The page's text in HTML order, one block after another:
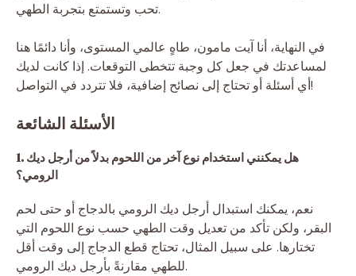
تحب وتستمتع بتجربة الطهي.
في النهاية، أنا آيت مامون، طاهٍ عالمي المستوى، وأنا دائمًا هنا
لمساعدتك في جعل كل وجبة تتخطى التوقعات. إذا كانت لديك
أي أسئلة أو تحتاج إلى نصائح إضافية، فلا تتردد في التواصل!
الأسئلة الشائعة
1. هل يمكنني استخدام نوع آخر من اللحوم بدلاً من أرجل ديك
الرومي؟
نعم، يمكنك استبدال أرجل ديك الرومي بالدجاج أو حتى لحم
البقر، ولكن تأكد من تعديل وقت الطهي حسب نوع اللحوم التي
تختارها. على سبيل المثال، تحتاج قطع الدجاج إلى وقت أقل
للطهي مقارنةً بأرجل ديك الرومي.